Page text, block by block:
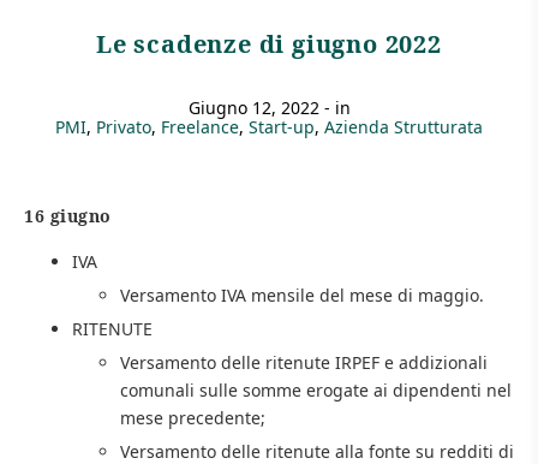
Le scadenze di giugno 2022
giugno 12, 2022 - in
PMI Privato Freelance Start-up Azienda Strutturata
16 giugno
IVA
Versamento IVA mensile del mese di maggio.
RITENUTE
Versamento delle ritenute IRPEF e addizionali
comunali sulle somme erogate ai dipendenti nel
mese precedente;
Versamento delle ritenute alla fonte su redditi di